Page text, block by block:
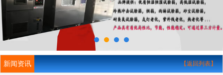
新闻资讯 【返回列表】